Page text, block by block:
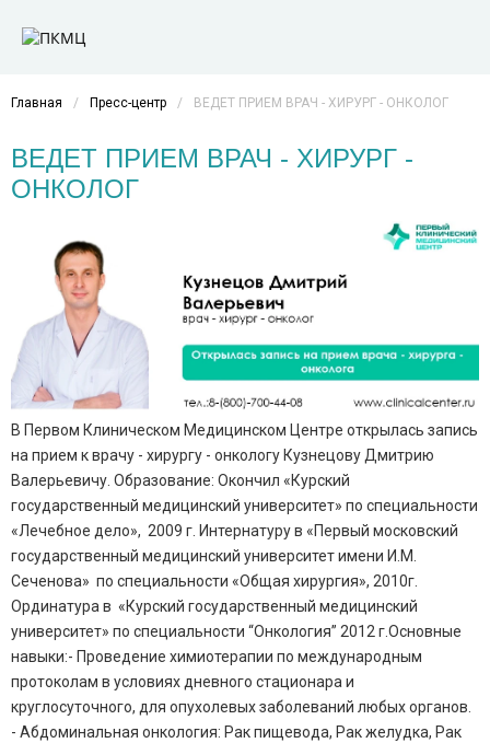
Главная / Пресс-центр / ВЕДЕТ ПРИЕМ ВРАЧ - ХИРУРГ - ОНКОЛОГ
ВЕДЕТ ПРИЕМ ВРАЧ - ХИРУРГ -
ОНКОЛОГ
В Первом Клиническом Медицинском Центре открылась запись
на прием к врачу - хирургу - онкологу Кузнецову Дмитрию
Валерьевичу. Образование: Окончил «Курский
государственный медицинский университет» по специальности
«Лечебное дело», 2009 г. Интернатуру в «Первый московский
государственный медицинский университет имени И.М.
Сеченова» по специальности «Общая хирургия», 2010г.
Ординатура в «Курский государственный медицинский
университет» по специальности “Онкология” 2012 г.Основные
навыки:- Проведение химиотерапии по международным
протоколам в условиях дневного стационара и
круглосуточного, для опухолевых заболеваний любых органов.
- Абдоминальная онкология: Рак пищевода, Рак желудка, Рак